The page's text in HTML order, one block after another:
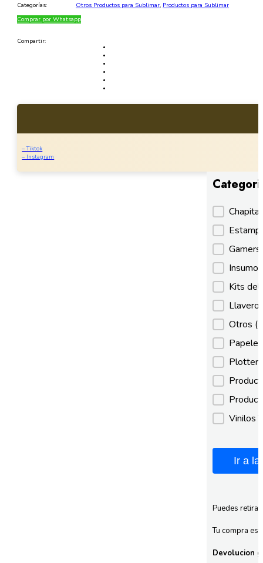
Categorías:
Otros Productos para Sublimar, Productos para Sublimar
Comprar por Whatsapp
Compartir:
– Tiktok
– Instagram
Gamers
Kits
Otros
Vinilos
Ir a la
Puedes
Tu compra
Devolucion